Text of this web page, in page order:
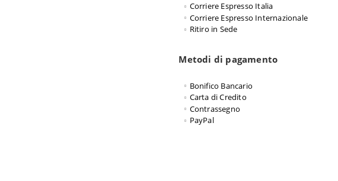
Corriere Espresso Italia
Corriere Espresso Internazionale
Ritiro in Sede
Metodi di pagamento
Bonifico Bancario
Carta di Credito
Contrassegno
PayPal